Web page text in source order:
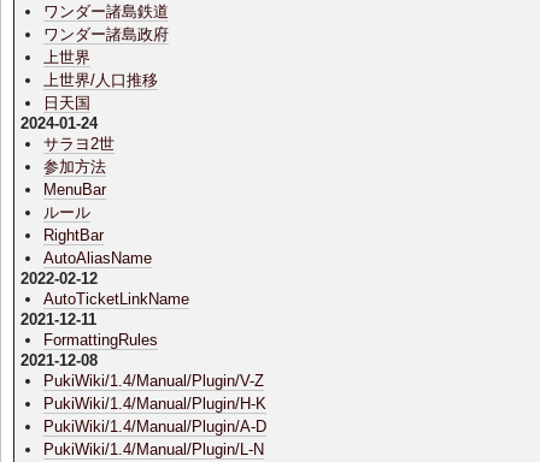
ワンダー諸島鉄道
ワンダー諸島政府
上世界
上世界/人口推移
日天国
2024-01-24
サラヨ2世
参加方法
MenuBar
ルール
RightBar
AutoAliasName
2022-02-12
AutoTicketLinkName
2021-12-11
FormattingRules
2021-12-08
PukiWiki/1.4/Manual/Plugin/V-Z
PukiWiki/1.4/Manual/Plugin/H-K
PukiWiki/1.4/Manual/Plugin/A-D
PukiWiki/1.4/Manual/Plugin/L-N